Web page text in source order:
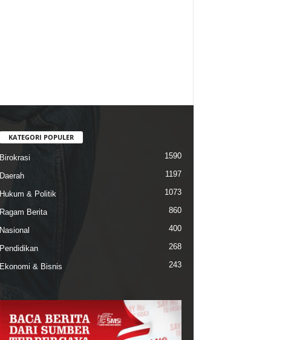
KATEGORI POPULER
Birokrasi 1590
Daerah 1197
Hukum & Politik 1073
Ragam Berita 860
Nasional 400
Pendidikan 268
Ekonomi & Bisnis 243